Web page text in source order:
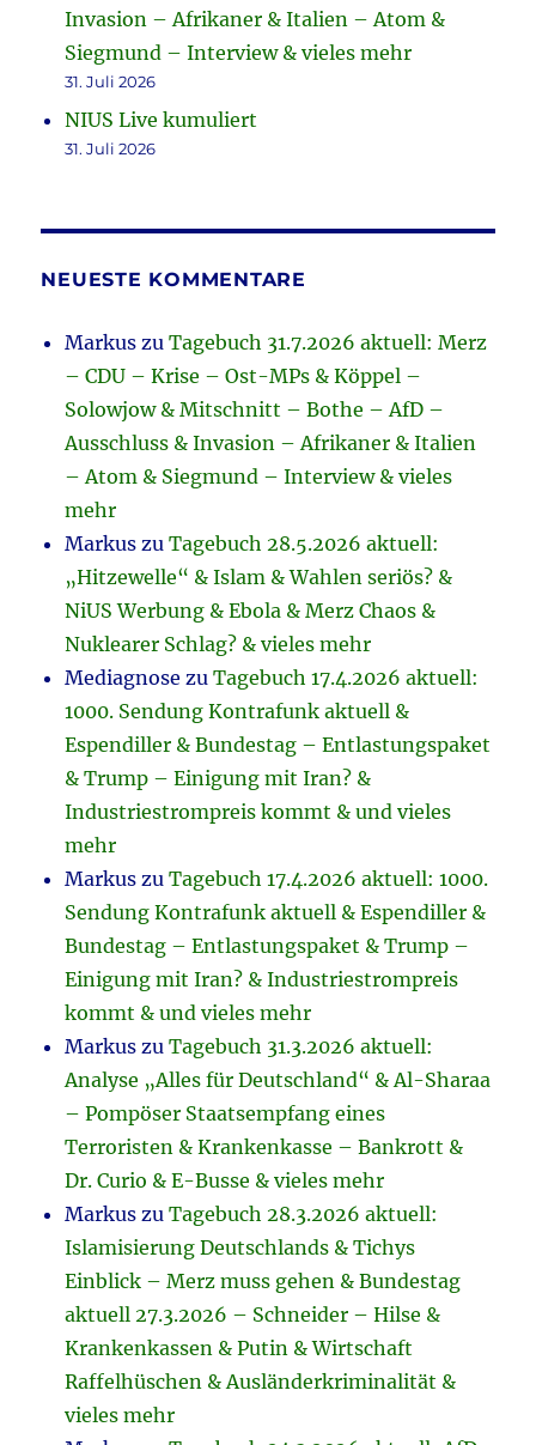
Invasion – Afrikaner & Italien – Atom &
Siegmund – Interview & vieles mehr
31. Juli 2026
NIUS Live kumuliert
31. Juli 2026
NEUESTE KOMMENTARE
Markus zuTagebuch 31.7.2026 aktuell: Merz
– CDU – Krise – Ost-MPs & Köppel –
Solowjow & Mitschnitt – Bothe – AfD –
Ausschluss & Invasion – Afrikaner & Italien
– Atom & Siegmund – Interview & vieles
mehr
Markus zuTagebuch 28.5.2026 aktuell:
„Hitzewelle“ & Islam & Wahlen seriös? &
NiUS Werbung & Ebola & Merz Chaos &
Nuklearer Schlag? & vieles mehr
Mediagnose zuTagebuch 17.4.2026 aktuell:
1000. Sendung Kontrafunk aktuell &
Espendiller & Bundestag – Entlastungspaket
& Trump – Einigung mit Iran? &
Industriestrompreis kommt & und vieles
mehr
Markus zuTagebuch 17.4.2026 aktuell: 1000.
Sendung Kontrafunk aktuell & Espendiller &
Bundestag – Entlastungspaket & Trump –
Einigung mit Iran? & Industriestrompreis
kommt & und vieles mehr
Markus zuTagebuch 31.3.2026 aktuell:
Analyse „Alles für Deutschland“ & Al-Sharaa
– Pompöser Staatsempfang eines
Terroristen & Krankenkasse – Bankrott &
Dr. Curio & E-Busse & vieles mehr
Markus zuTagebuch 28.3.2026 aktuell:
Islamisierung Deutschlands & Tichys
Einblick – Merz muss gehen & Bundestag
aktuell 27.3.2026 – Schneider – Hilse &
Krankenkassen & Putin & Wirtschaft
Raffelhüschen & Ausländerkriminalität &
vieles mehr